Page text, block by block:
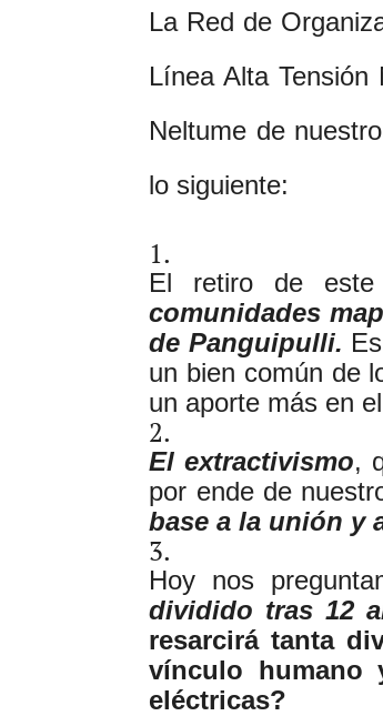
La Red de
Línea Alta
Neltume de
lo siguiente:
El retiro de este
comunidades
de Panguipulli.
un bien común de
un aporte más en
El extractivismo,
por ende de
base a la unión y
Hoy nos
dividido tras 12
resarcirá tanta
vínculo humano
eléctricas?